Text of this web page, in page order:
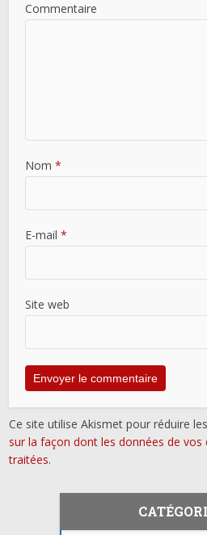
Commentaire
Nom*
E-mail*
Site web
Ce site utilise Akismet pour réduire
sur la façon dont les données de
traitées.